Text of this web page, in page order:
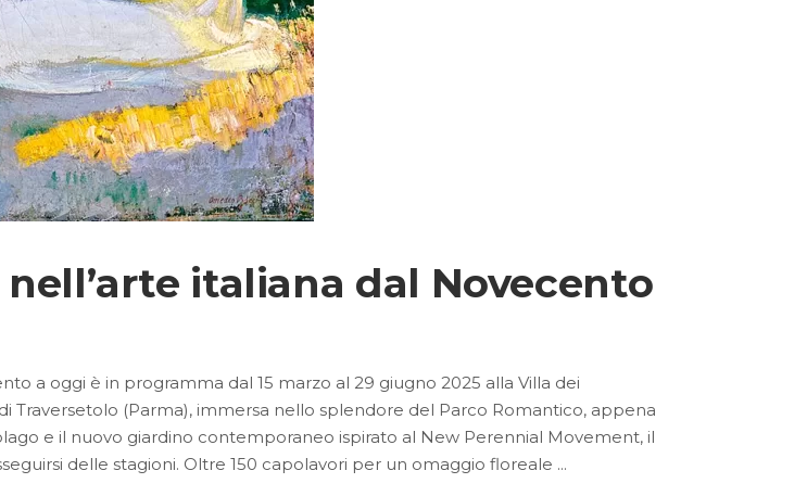
nell’arte italiana dal Novecento
a oggi è in programma dal 15 marzo al 29 giugno 2025 alla Villa dei
Traversetolo (Parma), immersa nello splendore del Parco Romantico, appena
e il nuovo giardino contemporaneo ispirato al New Perennial Movement, il
delle stagioni. Oltre 150 capolavori per un omaggio floreale